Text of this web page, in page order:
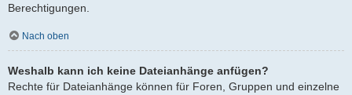
Berechtigungen.
Nach oben
Weshalb kann ich keine Dateianhänge anfügen?
Rechte für Dateianhänge können für Foren, Gruppen und einzelne